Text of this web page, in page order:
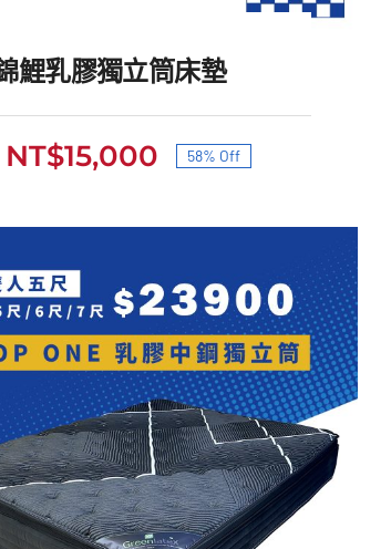
錦鯉乳膠獨立筒床墊
NT$35,500
始
價
格：
NT$35,500。
NT$15,000
前
價
格：
NT$15,000。
鯉乳膠獨立筒床墊
原
始
格：
NT$35,500。
NT$15,000
目
前
格：
NT$15,000。
58% Off